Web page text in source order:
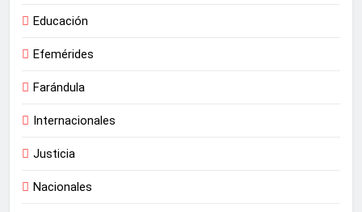
Educación
Efemérides
Farándula
Internacionales
Justicia
Nacionales